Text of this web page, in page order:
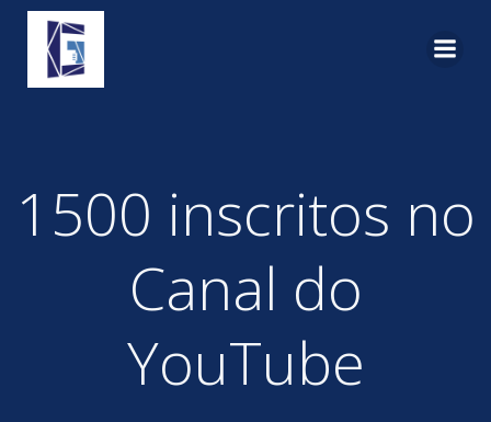
1500 inscritos no
Canal do
YouTube